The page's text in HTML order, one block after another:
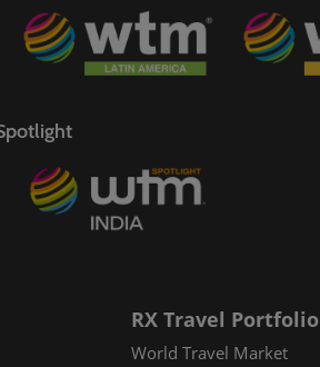
RX Travel Portfolio
World Travel Market